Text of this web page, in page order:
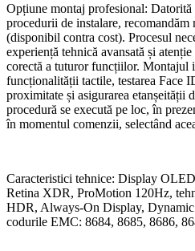
Opțiune montaj profesional:
procedurii de instalare,
(disponibil contra cost). Procesul
experiență tehnică avansată și
corectă a tuturor funcțiilor. Montajul
funcționalității tactile, testarea Face
proximitate și asigurarea etanșeității
procedură se execută pe loc, în
în momentul comenzii, selectând
Caracteristici tehnice: Display
Retina XDR, ProMotion 120Hz,
HDR, Always-On Display,
codurile EMC: 8684, 8685, 8686,